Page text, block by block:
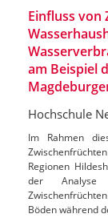
Einfluss von
am Beispiel
Hochschule
Im Rahmen
Regionen
der Analyse
Böden während